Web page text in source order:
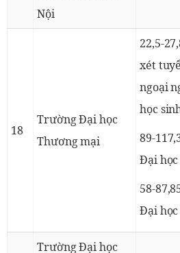
Nội
18
Trường Đại học
Thương mại
22,5-
xét
ngoại
học
89-
Đại học
58-
Đại học
Trường Đại học